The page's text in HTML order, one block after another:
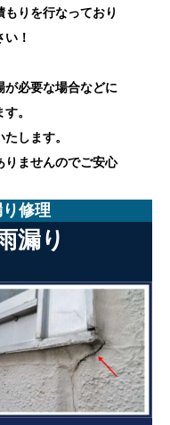
りを行なっており
！
必要な場合などに
。
します。
りませんのでご安心
修理
漏り